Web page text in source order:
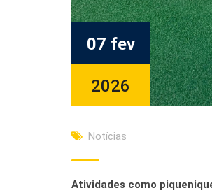
07 fev
2026
Notícias
Atividades como